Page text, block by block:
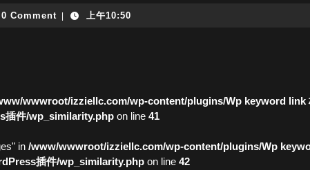
0 Comment 上午10:50
wwwroot/izziellc.com/wp-content/plugins/Wp keyword link
插件/wp_similarity.php on line 41
in /www/wwwroot/izziellc.com/wp-content/plugins/Wp
插件/wp_similarity.php on line 42